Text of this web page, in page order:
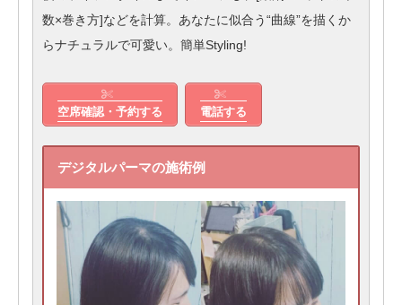
数×巻き方]などを計算。あなたに似合う“曲線”を描くか
らナチュラルで可愛い。簡単Styling!
空席確認・予約する 電話する
デジタルパーマの施術例